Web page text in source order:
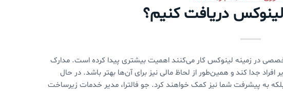
دریافت کنیم؟
در زمینه لینوکس کار می‌کنند اهمیت بیشتری پیدا کرده است. مدارک
افراد جدا کند و همین‌طور از لحاظ مالی نیز برای آن‌ها بهتر باشد. در حال
به پیشرفت شما نیز کمک خواهند کرد. جو فالترا، مدیر خدمات زیرساخت